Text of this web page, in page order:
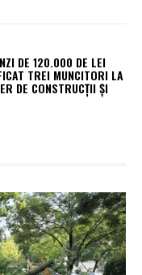
DE 120.000 DE LEI
TREI MUNCITORI LA
DE CONSTRUCȚII ȘI